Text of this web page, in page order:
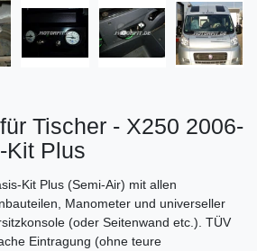
Tischer - X250 2006-
Kit Plus
Kit Plus (Semi-Air) mit allen
Manometer und universeller
(oder Seitenwand etc.). TÜV
Eintragung (ohne teure